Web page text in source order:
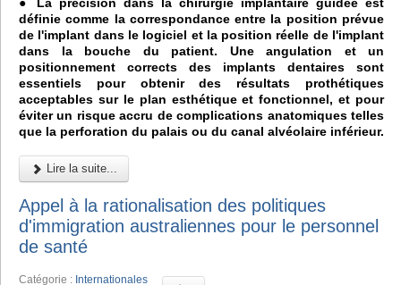
définie comme la correspondance entre la position prévue
de l'implant dans le logiciel et la position réelle de l'implant
dans la bouche du patient. Une angulation et un
positionnement corrects des implants dentaires sont
essentiels pour obtenir des résultats prothétiques
acceptables sur le plan esthétique et fonctionnel, et pour
éviter un risque accru de complications anatomiques telles
que la perforation du palais ou du canal alvéolaire inférieur.
Lire la suite...
Appel à la rationalisation des politiques
d'immigration australiennes pour le personnel
de santé
Catégorie : Internationales